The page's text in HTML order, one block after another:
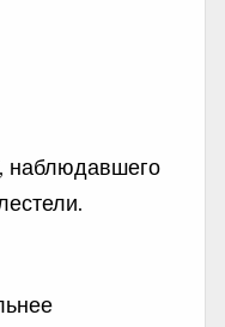
наблюдавшего